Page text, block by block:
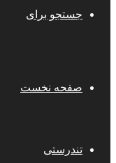
جستجو برای
صفحه نخست
تندرستی